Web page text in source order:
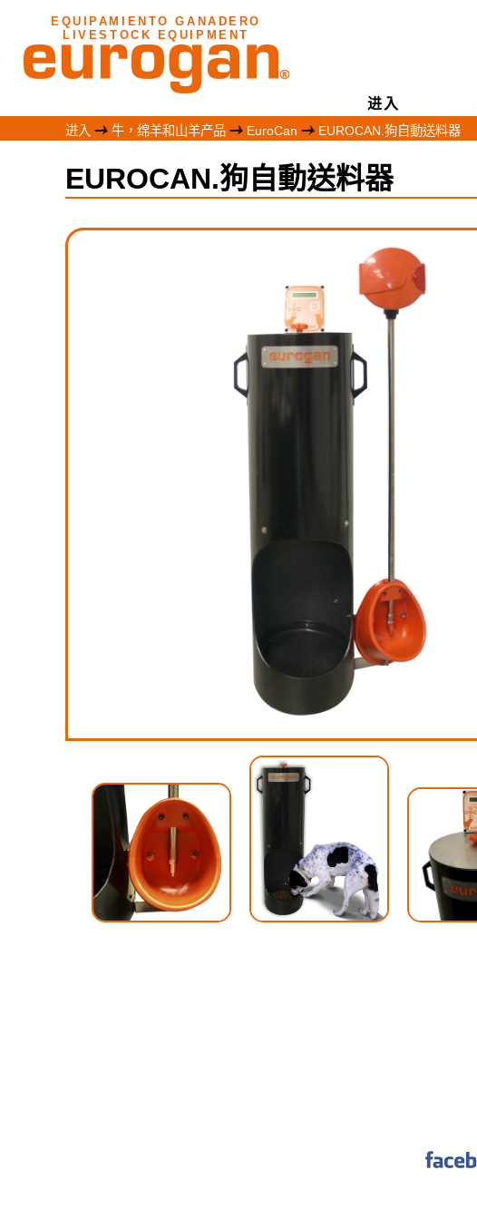
EQUIPAMIENTO GANADERO
LIVESTOCK EQUIPMENT
进入
进入 牛，绵羊和山羊产品 EuroCan EUROCAN.狗自動送料器
EUROCAN.狗自動送料器